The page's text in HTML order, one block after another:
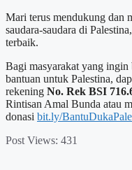
Mari terus mendukung dan
saudara-saudara di
terbaik.
Bagi masyarakat yang ingin
bantuan untuk Palestina,
rekening No. Rek BSI
Rintisan Amal Bunda atau
donasi bit.ly/
Post Views: 431